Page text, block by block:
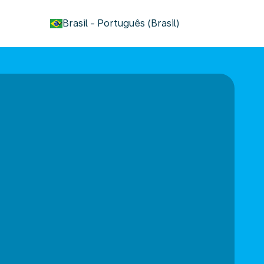
Brasil - Português (Brasil)
keyboard_arrow_down